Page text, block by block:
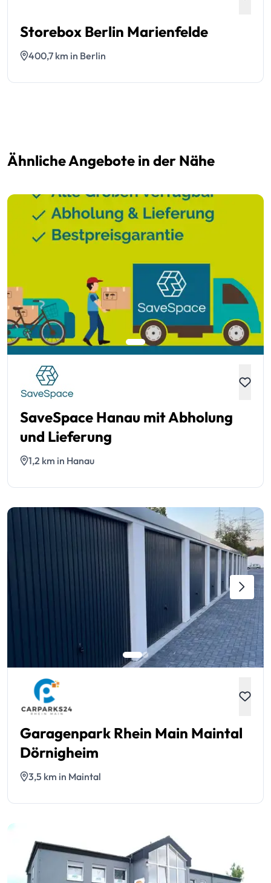
Storebox Berlin Marienfelde
400,7 km in Berlin
Ähnliche Angebote in der Nähe
SaveSpace Hanau mit Abholung
und Lieferung
1,2 km in Hanau
Garagenpark Rhein Main Maintal
Dörnigheim
3,5 km in Maintal